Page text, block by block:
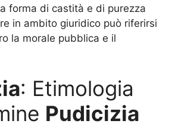
forma di castità e di purezza
in ambito giuridico può riferirsi
la morale pubblica e il
: Etimologia
Pudicizia